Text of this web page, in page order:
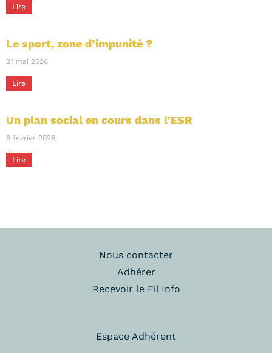
Lire
Le sport, zone d’impunité ?
21 mai 2026
Lire
Un plan social en cours dans l’ESR
6 février 2026
Lire
Nous contacter
Adhérer
Recevoir le Fil Info
Espace Adhérent